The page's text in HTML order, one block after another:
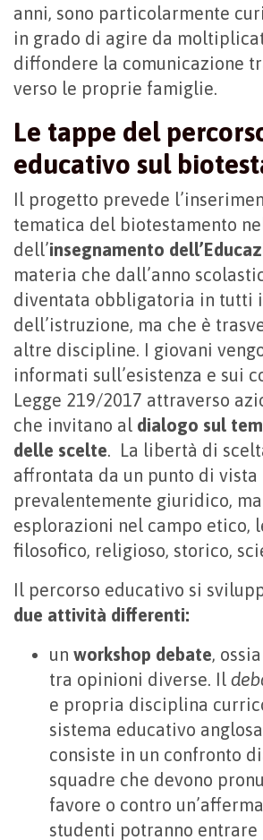
anni, sono particolarmente
in grado di agire da
diffondere la comunicazione
verso le proprie famiglie.
Le tappe del
educativo sul
Il progetto prevede
tematica del biotestamento
dell’insegnamento
materia che dall’anno
diventata obbligatoria in tutti
dell’istruzione, ma che è
altre discipline. I giovani
informati sull’esistenza e sui
Legge 219/2017 attraverso
che invitano al dialogo sul
delle scelte. La libertà di
affrontata da un punto di vista
prevalentemente giuridico,
esplorazioni nel campo etico,
filosofico, religioso, storico,
Il percorso educativo si
due attività differenti:
un workshop debate,
tra opinioni diverse. Il
e propria disciplina
sistema educativo
consiste in un confronto
squadre che devono
favore o contro
studenti potranno entrare